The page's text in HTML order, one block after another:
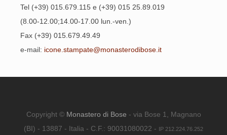
Tel (+39) 015.679.115 e (+39) 015 25.89.019
(8.00-12.00;14.00-17.00 lun.-ven.)
Fax (+39) 015.679.49.49
e-mail: icone.stampate@monasterodibose.it
Copyright © Monastero di Bose - via Bose 1, Magnano
(BI) - 13887 - Italia - C.F.: 90031080022 - IP 212.224.76.252